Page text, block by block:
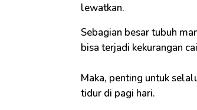
lewatkan.
Sebagian besar tubuh
bisa terjadi kekurangan
Maka, penting untuk
tidur di pagi hari.